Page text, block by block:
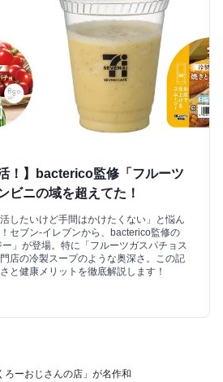
！】bacterico監修「フルーツ
ビニの域を超えてた！
したいけど手間はかけたくない」と悩ん
セブン‐イレブンから、bacterico監修の
ー」が登場。特に「フルーツガスパチョス
店の冷製スープのような奥深さ。この記
と健康メリットを徹底解説します！
ろーおじさんの店」が名作和